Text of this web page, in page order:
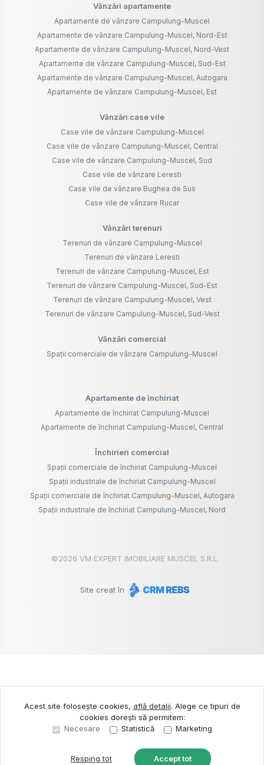
Sună acum Solicită vizionare
Vânzări apartamente
Apartamente de vânzare Campulung-Muscel
Apartamente de vânzare Campulung-Muscel, Nord-Est
Apartamente de vânzare Campulung-Muscel, Nord-Vest
Apartamente de vânzare Campulung-Muscel, Sud-Est
Apartamente de vânzare Campulung-Muscel, Autogara
Apartamente de vânzare Campulung-Muscel, Est
Vânzări case vile
Case vile de vânzare Campulung-Muscel
Case vile de vânzare Campulung-Muscel, Central
Case vile de vânzare Campulung-Muscel, Sud
Case vile de vânzare Leresti
Case vile de vânzare Bughea de Sus
Case vile de vânzare Rucar
Vânzări terenuri
Terenuri de vânzare Campulung-Muscel
Terenuri de vânzare Leresti
Terenuri de vânzare Campulung-Muscel, Est
Terenuri de vânzare Campulung-Muscel, Sud-Est
Terenuri de vânzare Campulung-Muscel, Vest
Terenuri de vânzare Campulung-Muscel, Sud-Vest
Vânzări comercial
Spații comerciale de vânzare Campulung-Muscel
Apartamente de închiriat
Apartamente de închiriat Campulung-Muscel
Apartamente de închiriat Campulung-Muscel, Central
Închirieri comercial
Spații comerciale de închiriat Campulung-Muscel
Spații industriale de închiriat Campulung-Muscel
Spații comerciale de închiriat Campulung-Muscel, Autogara
Spații industriale de închiriat Campulung-Muscel, Nord
©2026 VM EXPERT IMOBILIARE MUSCEL S.R.L.
Site creat în
Acest site folosește cookies, află detalii. Alege ce tipuri de
cookies dorești să permitem:
Necesare
Statistică Marketing
Resping tot Accept tot